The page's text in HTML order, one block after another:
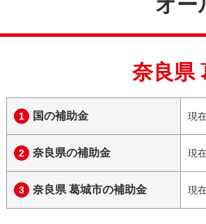
オー
奈良県
1 国の補助金 現
2 奈良県の補助金 現
3 奈良県 葛城市の補助金 現